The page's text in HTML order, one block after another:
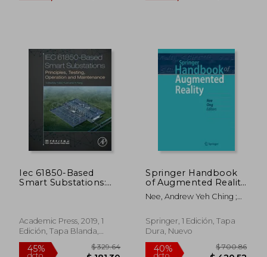
Iec 61850-Based
Smart Substations:
Inglés)
Academic Press, 2019, 1
Edición, Tapa Blanda,
Nuevo
Springer Handbook
of Augmented Reality
(en Inglés)
Nee, Andrew Yeh Ching ;
Springer, 1 Edición, Tapa
Dura, Nuevo